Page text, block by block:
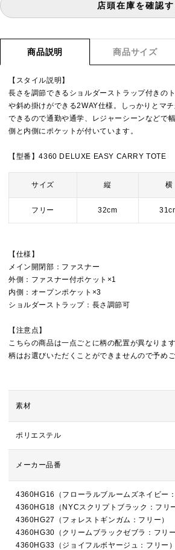
店頭在庫を確認す
商品説明 商品サイズ
【スタイル説明】
長さを調節できるショルダーストラップ付きの
や斜め掛けができる2WAY仕様。しっかりとマ
できるので通勤や通学、レジャーシーンなどで
側と内側にポケットが付いています。
【型番】4360 DELUXE EASY CARRY TOTE
サイズ 縦 横
フリー 32cm
【仕様】
メイン開閉部：ファスナー
外側：ファスナー付ポケット×1
内側：オープンポケット×3
ショルダーストラップ：長さ調節可
【注意点】
こちらの商品は一点ごとに柄の配置が異なります
柄はお選びいただくことができませんので予めご
素材
ポリエステル
メーカー品番
4360HG16（フローラルブルームズネイビー：
4360HG18（NYCスクリプトブラック：フリ
4360HG27（フォレストギンガム：フリー）
4360HG30（クリームブラックゼブラ：フリー
4360HG33（ジョイフルボヤージュ：フリー）